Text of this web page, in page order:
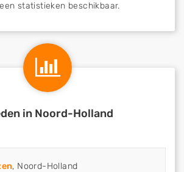
statistieken beschikbaar.
in Noord-Holland
, Noord-Holland